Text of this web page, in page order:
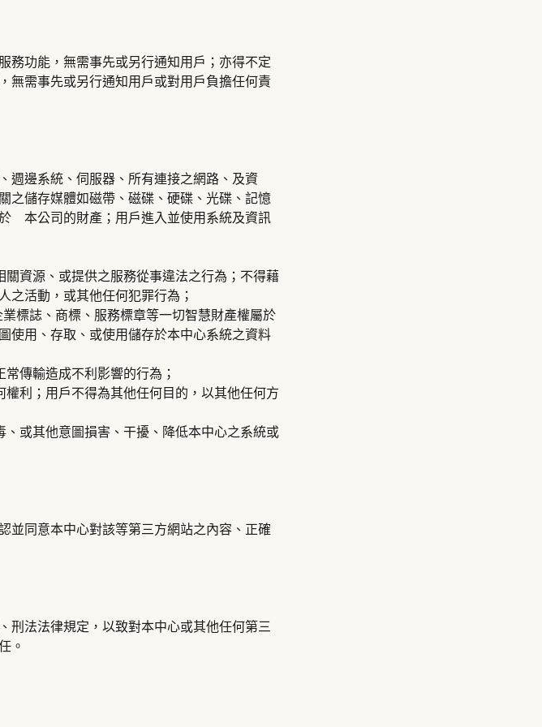
務功能，無需事先或另行通知用戶；亦得不定
無需事先或另行通知用戶或對用戶負擔任何責
週邊系統、伺服器、所有連接之網路、及資
之儲存媒體如磁帶、磁碟、硬碟、光碟、記憶
本公司的財產；用戶進入並使用系統及資訊
資源、或提供之服務從事違法之行為；不得藉
之活動，或其他任何犯罪行為；
標誌、商標、服務標章等一切智慧財產權屬於
使用、存取、或使用儲存於本中心系統之資料
傳輸造成不利影響的行為；
利；用戶不得為其他任何目的，以其他任何方
或其他意圖損害、干擾、降低本中心之系統或
並同意本中心對該等第三方網站之內容、正確
刑法法律規定，以致對本中心或其他任何第三
。